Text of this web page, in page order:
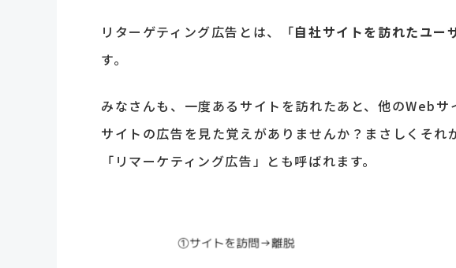
リターゲティング広告とは、「自社サイトを訪れたユー
す。
みなさんも、一度あるサイトを訪れたあと、他のWeb
サイトの広告を見た覚えがありませんか？まさしくそれ
「リマーケティング広告」とも呼ばれます。